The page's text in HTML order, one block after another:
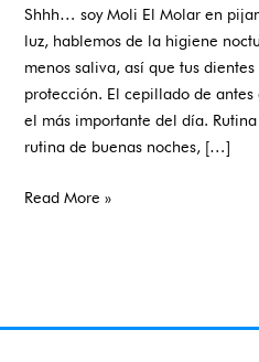
Shhh… soy Moli El Molar en
luz, hablemos de la higiene
menos saliva, así que tus
protección. El cepillado de
el más importante del día.
rutina de buenas noches, […]
Read More »